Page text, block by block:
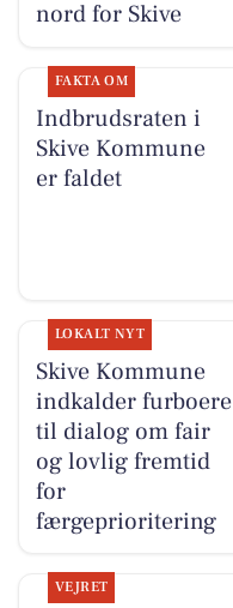
nord for Skive
FAKTA OM
Indbrudsraten i
Skive Kommune
er faldet
LOKALT NYT
Skive Kommune
indkalder furboere
til dialog om fair
og lovlig fremtid
for
færgeprioritering
VEJRET